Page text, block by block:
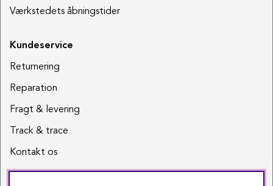
Værkstedets åbningstider
Kundeservice
Returnering
Reparation
Fragt & levering
Track & trace
Kontakt os